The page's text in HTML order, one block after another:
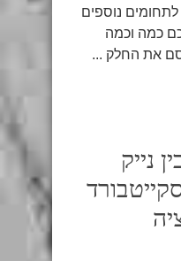
לתחומים נוספים
כמה וכמה
את החלק ...
נייק